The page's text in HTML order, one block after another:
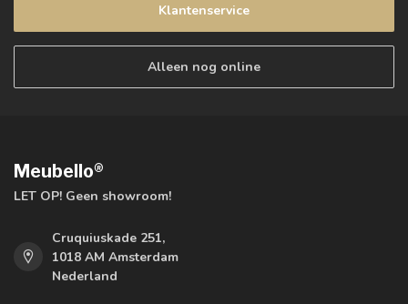
Klantenservice
Alleen nog online
Meubello®
LET OP! Geen showroom!
Cruquiuskade 251,
1018 AM Amsterdam
Nederland